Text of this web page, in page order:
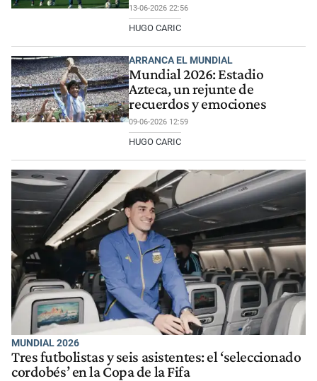
13-06-2026 22:56
HUGO CARIC
ARRANCA EL MUNDIAL
Mundial 2026: Estadio
Azteca, un rejunte de
recuerdos y emociones
09-06-2026 12:59
HUGO CARIC
MUNDIAL 2026
Tres futbolistas y seis asistentes: el ‘seleccionado
cordobés’ en la Copa de la Fifa